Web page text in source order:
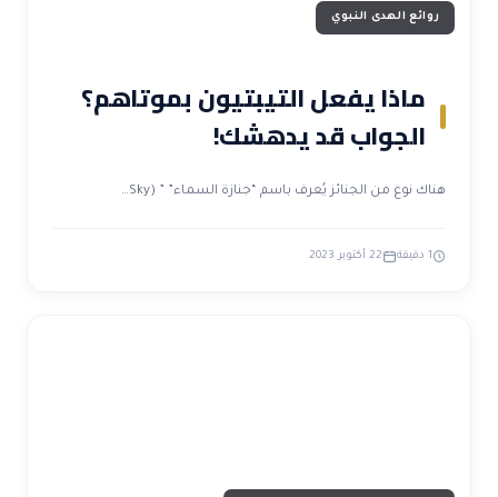
روائع الهدى النبوي
ماذا يفعل التيبتيون بموتاهم؟
الجواب قد يدهشك!
هناك نوع من الجنائز يُعرف باسم “جنازة السماء” ” (Sky…
1 دقيقة 22 أكتوبر 2023